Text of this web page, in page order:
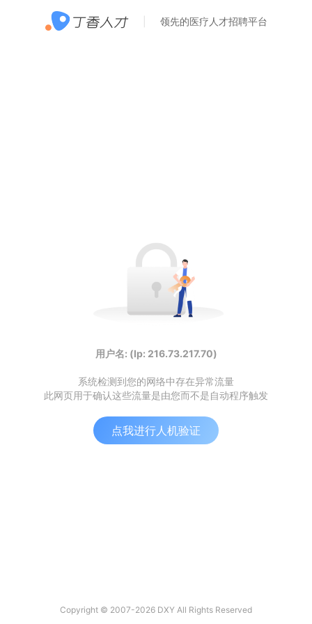
领先的医疗人才招聘平台
用户名: (Ip: 216.73.217.70)
系统检测到您的网络中存在异常流量
此网页用于确认这些流量是由您而不是自动程序触发
点我进行人机验证
Copyright © 2007-2026 DXY All Rights Reserved